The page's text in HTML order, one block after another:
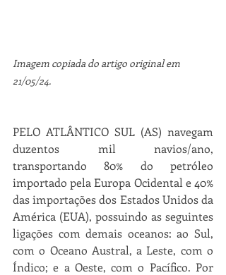
Imagem copiada do artigo original em
21/05/24.
PELO ATLÂNTICO SUL (AS) navegam
duzentos mil navios/ano,
transportando 80% do petróleo
importado pela Europa Ocidental e 40%
das importações dos Estados Unidos da
América (EUA), possuindo as seguintes
ligações com demais oceanos: ao Sul,
com o Oceano Austral, a Leste, com o
Índico; e a Oeste, com o Pacífico. Por